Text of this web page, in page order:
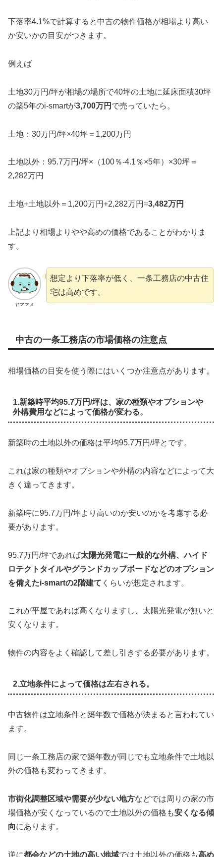
下落率4.1%で計算すると中古の物件価格が相場より高い
か安いかの目安がつきます。
例えば
土地30万円/坪が相場の場所で40坪の土地に延床面積30坪
の築5年のi-smartが3,700万円 で売っていたら。
土地：30万円/坪×40坪＝1,200万円
土地以外：95.7万円/坪×（100％-4.1％×5年）×30坪＝
2,282万円
土地+土地以外＝1,200万円+2,282万円=3,482万円
上記より相場よりやや高めの価格であることがわかりま
す。
ヤママメ
想定より下落率が低く、一条工務店の中古住
宅は高めです。
中古の一条工務店の市場価格の注意点
相場価格の目安を使う際にはいくつか注意点があります。
1.新築時平均95.7万円/坪は、家の種類やオプションや
外構費用などによって価格が変わる。
新築時の土地以外の価格は平均95.7万円/坪とです。
これは家の種類やオプションや外構の内容などによって大
きく違ってきます。
新築時に95.7万円/坪より高いのか安いのかを考慮する必
要があります。
95.7万円/坪であれば太陽光発電に一般的な外構、ハイド
ロテクトタイルやグランドカップボードなどのオプション
を備えたi-smartの2階建て くらいが想定されます。
これが平屋であれば高くなりますし、太陽光発電が無いと
安くなります。
物件の内容をよく確認して差し引きする必要があります。
2.立地条件によって価格は左右される。
中古物件は立地条件と築年数で価格が決まると言われてい
ます。
同じ一条工務店の家で築年数が同じでも立地条件で土地以
外の価格も変わってきます。
市街化調整区域や需要が少ない地方などでは周りの家の市
場価格が安くなっているので土地以外の価格も安くなる傾
向にあります。
逆に都会などの土地の高い地域では土地以外の価格も高め